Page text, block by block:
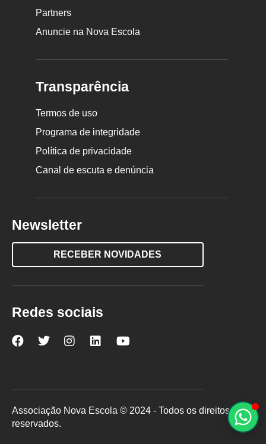
Partners
Anuncie na Nova Escola
Transparência
Termos de uso
Programa de integridade
Política de privacidade
Canal de escuta e denúncia
Newsletter
RECEBER NOVIDADES
Redes sociais
Nova
Facebook
Nova
Twitter
Nova
Instagram
Nova
LinkedInYouTube
Associação Nova Escola © 2024 - Todos os direitos
reservados.